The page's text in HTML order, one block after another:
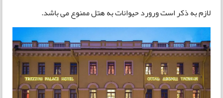
لازم به ذکر است ورورد حیوانات به هتل ممنوع می باشد.